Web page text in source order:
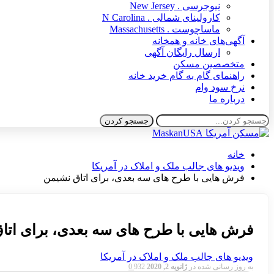
نیوجرسی . New Jersey
کارولینای شمالی . N Carolina
ماساچوست . Massachusetts
آگهی‌های خانه و همخانه
ارسال رایگان آگهی
متخصصین مسکن
راهنمای گام به گام خرید خانه
نرخ سود وام
درباره ما
خانه
ویدیو های جالب ملک و املاک در آمریکا
فرش هایی با طرح های سه بعدی، برای اتاق نشیمن
فرش هایی با طرح های سه بعدی، برای
ویدیو های جالب ملک و املاک در آمریکا
به روز رسانی شده در ژانویه 2, 2020 932